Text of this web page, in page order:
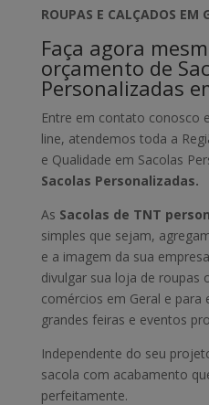
ROUPAS E CALÇADOS EM
Faça agora
orçamento de
Personalizadas
Entre em contato conosco
line, atendemos toda a
e Qualidade em Sacolas
Sacolas Personalizadas.
As Sacolas de TNT
simples que sejam,
e a imagem da sua
divulgar sua loja de roupas
comércios em Geral e para
grandes feiras e eventos
Independente do seu
sacola com acabamento
perfeitamente.